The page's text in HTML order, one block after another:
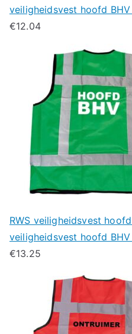
veiligheidsvest hoofd
€12.04
RWS veiligheidsvest
veiligheidsvest hoofd
€13.25